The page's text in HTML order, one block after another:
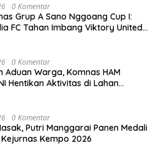
0 Komentar
Grup A Sano Nggoang Cup I:
FC Tahan Imbang Viktory United
0 Komentar
Aduan Warga, Komnas HAM
Hentikan Aktivitas di Lahan
0 Komentar
Putri Manggarai Panen Medali
Kempo 2026